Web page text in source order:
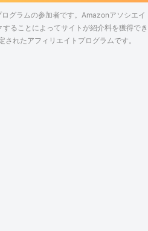
グラムの参加者です。Amazonアソシエイ
ることによってサイトが紹介料を獲得でき
れたアフィリエイトプログラムです。